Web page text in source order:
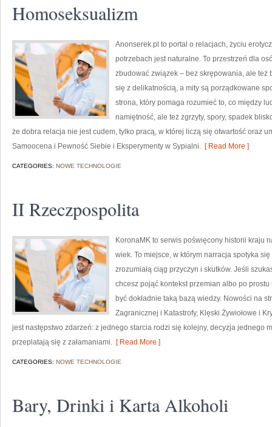
Homoseksualizm
Anonserek.pl to portal o relacjach, życiu
potrzebach jest naturalne. To przestrzeń dla
zbudować związek – bez skrępowania, ale też
się z delikatnością, a mity są porządkowane
strona, który pomaga rozumieć to, co między
namiętność, ale też zgrzyty, spory, spadek
że dobra relacja nie jest cudem, tylko pracą, w której liczą się otwartość oraz
Samoocena i Pewność Siebie i Eksperymenty w Sypialni. [ Read More ]
CATEGORIES: NOWE TECHNOLOGIE
II Rzeczpospolita
KoronaMK to serwis poświęcony historii kraju
wiek. To miejsce, w którym narracja spotyka
zrozumiałą ciąg przyczyn i skutków. Jeśli
chcesz pojąć kontekst przemian albo po
być dokładnie taką bazą wiedzy. Nowości na
Zagranicznej i Katastrofy, Klęski Żywiołowe i
jest następstwo zdarzeń: z jednego starcia rodzi się kolejny, decyzja jednego
przeplatają się z załamaniami. [ Read More ]
CATEGORIES: NOWE TECHNOLOGIE
Bary, Drinki i Karta Alkoholi